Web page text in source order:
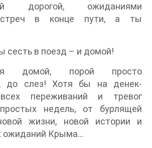
дорогой, ожиданиями
в конце пути, а ты
сесть в поезд – и домой!
домой, порой просто
до слез! Хотя бы на денек-
переживаний и тревог
недель, от бурлящей
жизни, новой истории и
ожиданий Крыма…